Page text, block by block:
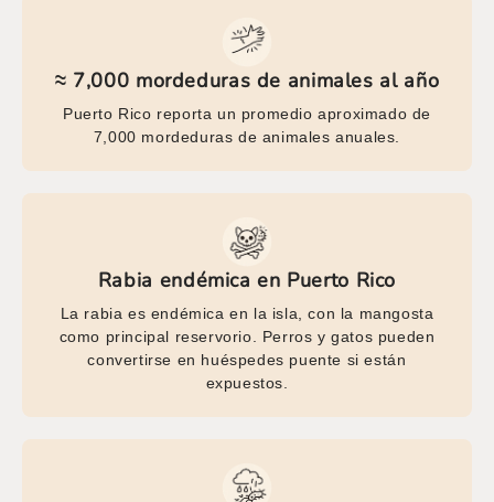
≈ 7,000 mordeduras de animales al año
Puerto Rico reporta un promedio aproximado de
7,000 mordeduras de animales anuales.
Rabia endémica en Puerto Rico
La rabia es endémica en la isla, con la mangosta
como principal reservorio. Perros y gatos pueden
convertirse en huéspedes puente si están
expuestos.